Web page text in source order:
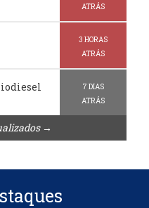
ATRÁS
3 HORAS
ATRÁS
7 DIAS
ATRÁS
→